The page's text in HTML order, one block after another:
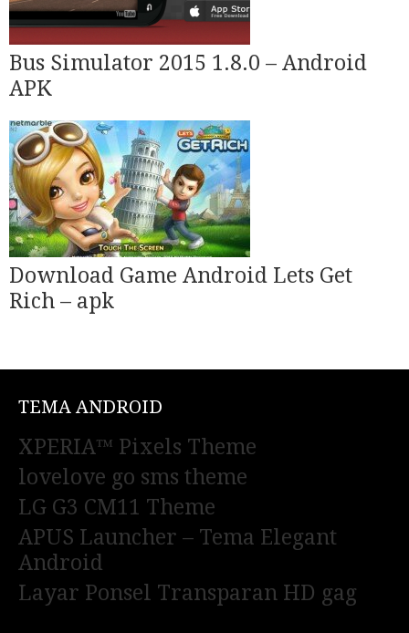
Bus Simulator 2015 1.8.0 – Android
APK
Download Game Android Lets Get
Rich – apk
TEMA ANDROID
XPERIA™ Pixels Theme
lovelove go sms theme
LG G3 CM11 Theme
APUS Launcher – Tema Elegant
Android
Layar Ponsel Transparan HD gag